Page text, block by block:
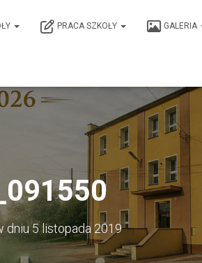
PRACA SZKOŁY GALERIA
dniu5 listopada 2019